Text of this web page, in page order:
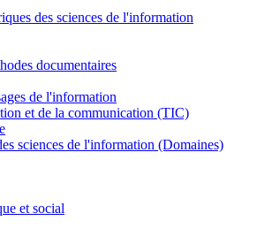
des sciences de l'information
documentaires
de l'information
et de la communication (TIC)
sciences de l'information (Domaines)
et social